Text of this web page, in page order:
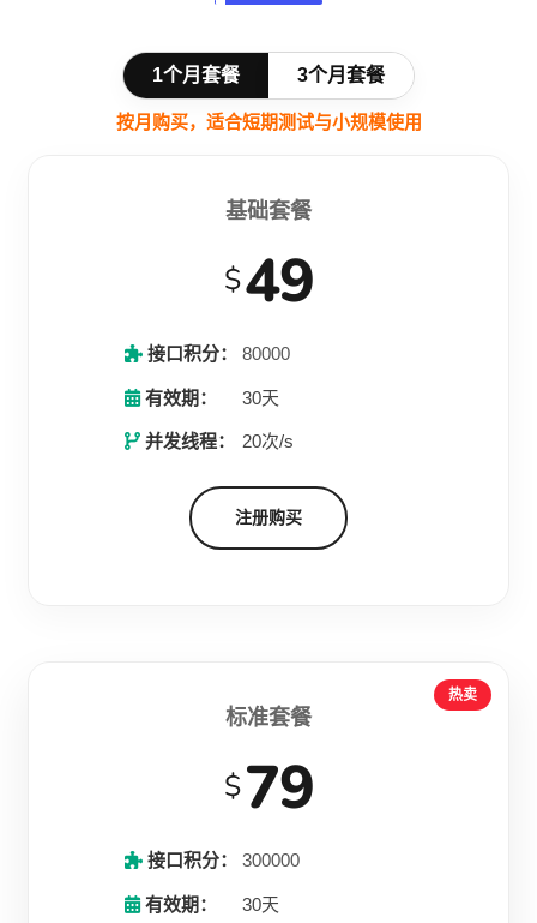
1个月套餐 3个月套餐
按月购买，适合短期测试与小规模使用
基础套餐
$49
接口积分： 80000
有效期： 30天
并发线程： 20次/s
注册购买
热卖
标准套餐
$79
接口积分： 300000
有效期： 30天